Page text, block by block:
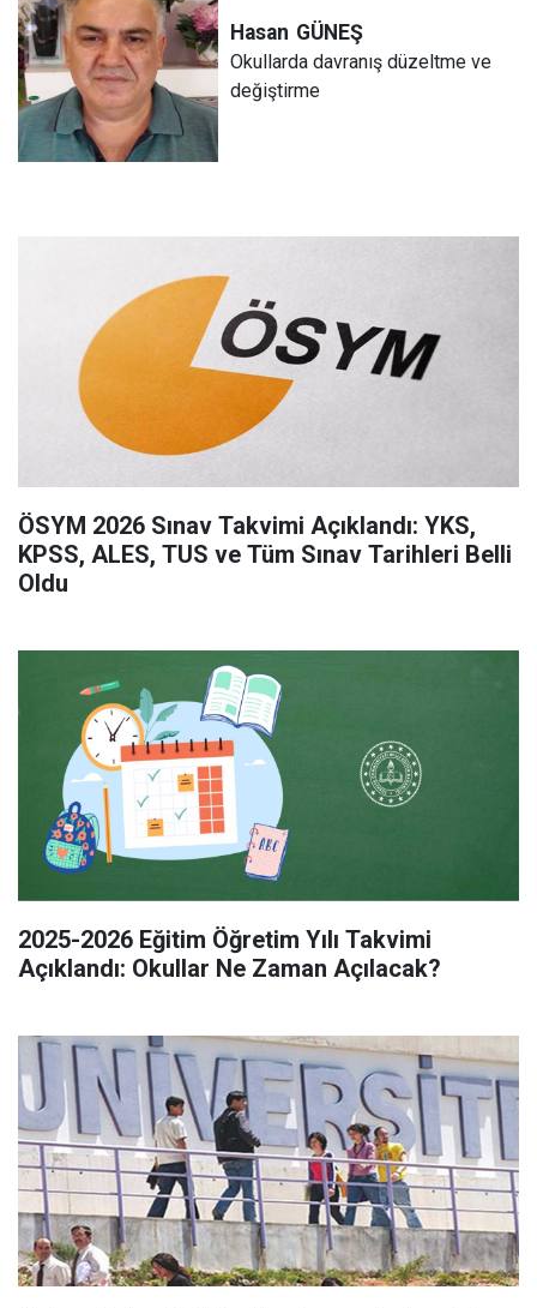
Hasan GÜNEŞ
Okullarda davranış düzeltme ve
değiştirme
ÖSYM 2026 Sınav Takvimi Açıklandı: YKS,
KPSS, ALES, TUS ve Tüm Sınav Tarihleri Belli
Oldu
2025-2026 Eğitim Öğretim Yılı Takvimi
Açıklandı: Okullar Ne Zaman Açılacak?